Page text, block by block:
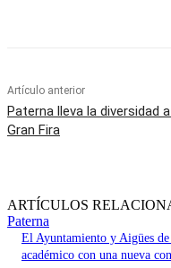
Artículo anterior
Paterna lleva la diversidad
Gran Fira
ARTÍCULOS
Paterna
El Ayuntamiento y Aigües
académico con una nueva